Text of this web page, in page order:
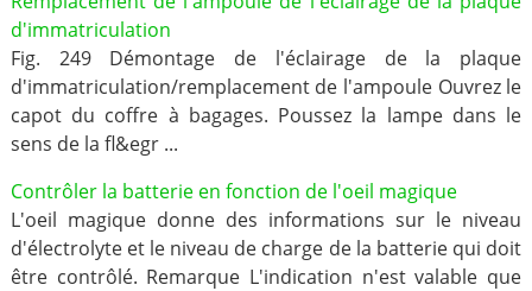
d'immatriculation
Fig. 249 Démontage de l'éclairage de la plaque
d'immatriculation/remplacement de l'ampoule Ouvrez le
capot du coffre à bagages. Poussez la lampe dans le
sens de la fl&egr ...
Contrôler la batterie en fonction de l'oeil magique
L'oeil magique donne des informations sur le niveau
d'électrolyte et le niveau de charge de la batterie qui doit
être contrôlé. Remarque L'indication n'est valable que